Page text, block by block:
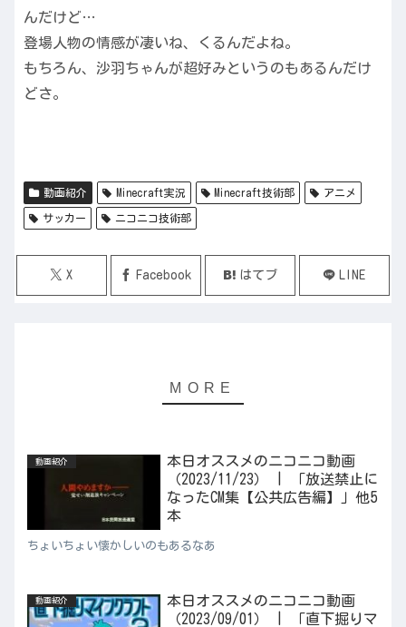
んだけど…
登場人物の情感が凄いね、くるんだよね。
もちろん、沙羽ちゃんが超好みというのもあるんだけ
どさ。
動画紹介 Minecraft実況 Minecraft技術部 アニメ
サッカー ニコニコ技術部
X Facebook はてブ LINE
動画紹介
本日オススメのニコニコ動画
（2023/11/23） | 「放送禁止に
なったCM集【公共広告編】」他5
本
ちょいちょい懐かしいのもあるなあ
動画紹介
本日オススメのニコニコ動画
（2023/09/01） | 「直下掘りマ